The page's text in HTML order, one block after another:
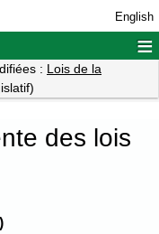
English
≡
: Lois de la
des lois